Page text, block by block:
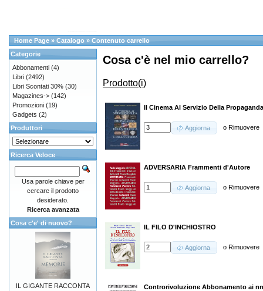
Home Page » Catalogo » Contenuto carrello
Cosa c'è nel mio carrello?
Prodotto(i)
Il Cinema Al Servizio Della
Aggiorna oRimuovere
ADVERSARIA Frammenti d'Autore
Aggiorna oRimuovere
IL FILO D'INCHIOSTRO
Aggiorna oRimuovere
Controrivoluzione Abbonamento ai
Categorie
Abbonamenti (4)
Libri (2492)
Libri Scontati 30% (30)
Magazines-> (142)
Promozioni (19)
Gadgets (2)
Produttori
Ricerca Veloce
Usa parole chiave per
cercare il prodotto
desiderato.
Ricerca avanzata
Cosa c'e' di nuovo?
IL GIGANTE RACCONTA